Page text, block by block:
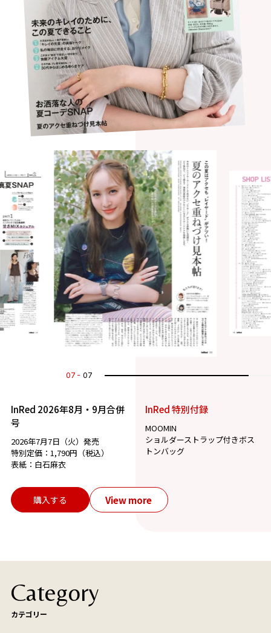
07 07
InRed 2026年8月・9月合併
号
2026年7月7日（火）発売
特別定価：1,790円（税込）
表紙：白石麻衣
InRed 特別付録
MOOMIN
ショルダーストラップ付きボス
トンバッグ
購入する View more
Category
カテゴリー